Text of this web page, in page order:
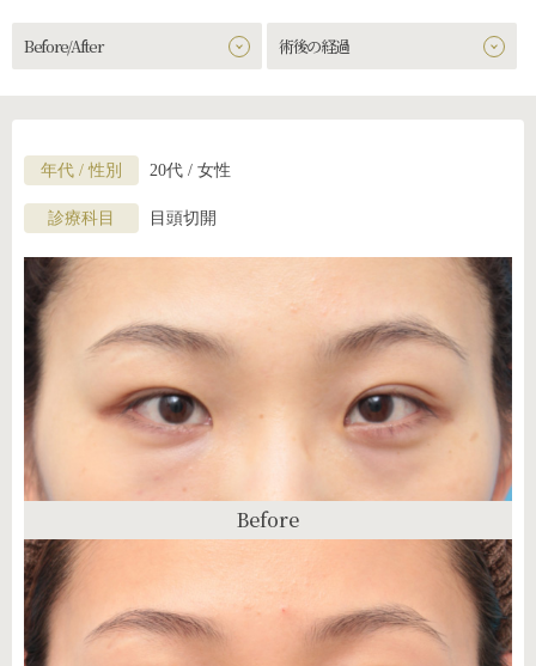
Before/After 術後の経過
年代 / 性別 20代 / 女性
診療科目 目頭切開
Before